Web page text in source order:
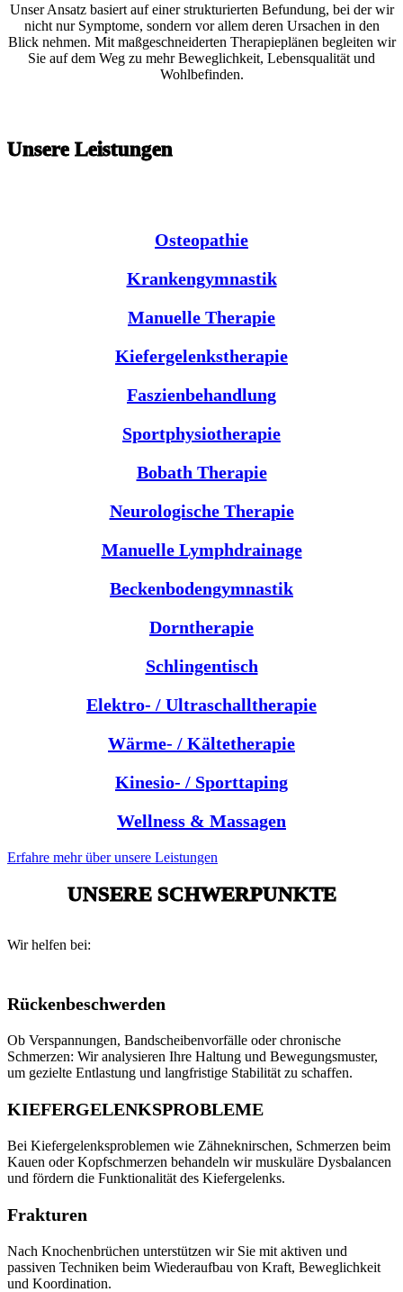
Unser Ansatz basiert auf einer strukturierten Befundung, bei der wir
nicht nur Symptome, sondern vor allem deren Ursachen in den
Blick nehmen. Mit maßgeschneiderten Therapieplänen begleiten wir
Sie auf dem Weg zu mehr Beweglichkeit, Lebensqualität und
Wohlbefinden.
Unsere Leistungen
Osteopathie
Krankengymnastik
Manuelle Therapie
Kiefergelenkstherapie
Faszienbehandlung
Sportphysiotherapie
Bobath Therapie
Neurologische Therapie
Manuelle Lymphdrainage
Beckenbodengymnastik
Dorntherapie
Schlingentisch
Elektro- / Ultraschalltherapie
Wärme- / Kältetherapie
Kinesio- / Sporttaping
Wellness & Massagen
Erfahre mehr über unsere Leistungen
UNSERE SCHWERPUNKTE
Wir helfen bei:
Rückenbeschwerden
Ob Verspannungen, Bandscheibenvorfälle oder chronische
Schmerzen: Wir analysieren Ihre Haltung und Bewegungsmuster,
um gezielte Entlastung und langfristige Stabilität zu schaffen.
KIEFERGELENKSPROBLEME
Bei Kiefergelenksproblemen wie Zähneknirschen, Schmerzen beim
Kauen oder Kopfschmerzen behandeln wir muskuläre Dysbalancen
und fördern die Funktionalität des Kiefergelenks.
Frakturen
Nach Knochenbrüchen unterstützen wir Sie mit aktiven und
passiven Techniken beim Wiederaufbau von Kraft, Beweglichkeit
und Koordination.